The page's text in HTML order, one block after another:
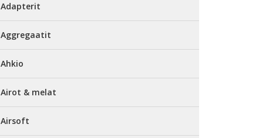
Adapterit
Aggregaatit
Ahkio
Airot & melat
Airsoft